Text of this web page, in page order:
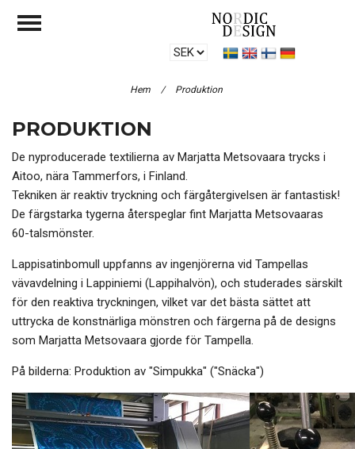
Hem / Produktion
PRODUKTION
De nyproducerade textilierna av Marjatta Metsovaara trycks i
Aitoo, nära Tammerfors, i Finland.
Tekniken är reaktiv tryckning och färgåtergivelsen är fantastisk!
De färgstarka tygerna återspeglar fint Marjatta Metsovaaras
60-talsmönster.
Lappisatinbomull uppfanns av ingenjörerna vid Tampellas
vävavdelning i Lappiniemi (Lappihalvön), och studerades särskilt
för den reaktiva tryckningen, vilket var det bästa sättet att
uttrycka de konstnärliga mönstren och färgerna på de designs
som Marjatta Metsovaara gjorde för Tampella.
På bilderna: Produktion av "Simpukka" ("Snäcka")